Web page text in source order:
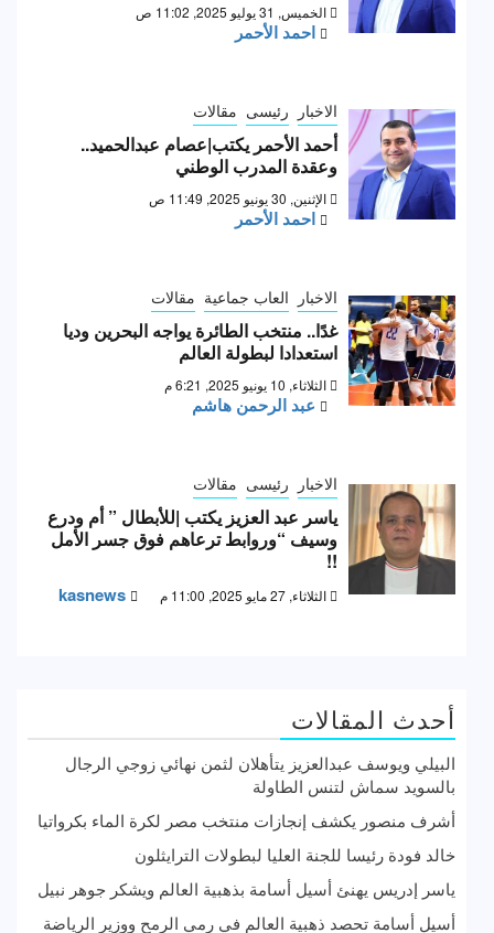
الخميس, 31 يوليو 2025, 11:02 ص
احمد الأحمر
الاخبار رئيسى مقالات
أحمد الأحمر يكتب|عصام عبدالحميد..
وعقدة المدرب الوطني
الإثنين, 30 يونيو 2025, 11:49 ص
احمد الأحمر
الاخبار العاب جماعية مقالات
غدًا.. منتخب الطائرة يواجه البحرين وديا
استعدادا لبطولة العالم
الثلاثاء, 10 يونيو 2025, 6:21 م
عبد الرحمن هاشم
الاخبار رئيسى مقالات
ياسر عبد العزيز يكتب |للأبطال ” أم ودرع
وسيف “وروابط ترعاهم فوق جسر الأمل
!!
الثلاثاء, 27 مايو 2025, 11:00 م kasnews
أحدث المقالات
البيلي ويوسف عبدالعزيز يتأهلان لثمن نهائي زوجي الرجال
بالسويد سماش لتنس الطاولة
أشرف منصور يكشف إنجازات منتخب مصر لكرة الماء بكرواتيا
خالد فودة رئيسا للجنة العليا لبطولات الترايثلون
ياسر إدريس يهنئ أسيل أسامة بذهبية العالم ويشكر جوهر نبيل
أسيل أسامة تحصد ذهبية العالم في رمي الرمح ووزير الرياضة